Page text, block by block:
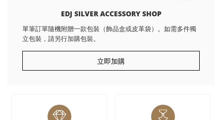
EDJ SILVER ACCESSORY SHOP
單筆訂單隨機附贈一款包裝（飾品盒或皮革袋）。如需多件獨
立包裝，請另行加購包裝。
立即加購